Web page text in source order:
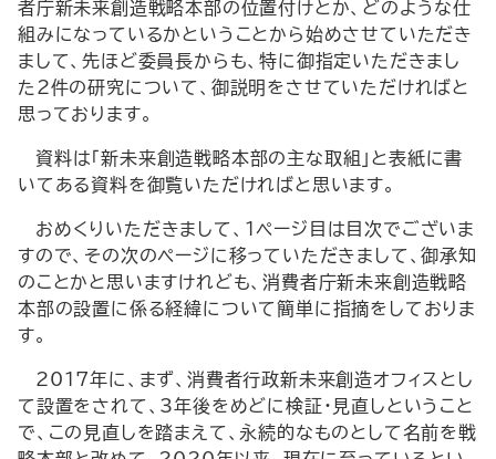
者庁新未来創造戦略本部の位置付けとか、どのような仕
組みになっているかということから始めさせていただき
まして、先ほど委員長からも、特に御指定いただきまし
た2件の研究について、御説明をさせていただければと
思っております。
資料は「新未来創造戦略本部の主な取組」と表紙に書
いてある資料を御覧いただければと思います。
おめくりいただきまして、1ページ目は目次でございま
すので、その次のページに移っていただきまして、御承知
のことかと思いますけれども、消費者庁新未来創造戦略
本部の設置に係る経緯について簡単に指摘をしておりま
す。
2017年に、まず、消費者行政新未来創造オフィスとし
て設置をされて、3年後をめどに検証・見直しということ
で、この見直しを踏まえて、永続的なものとして名前を戦